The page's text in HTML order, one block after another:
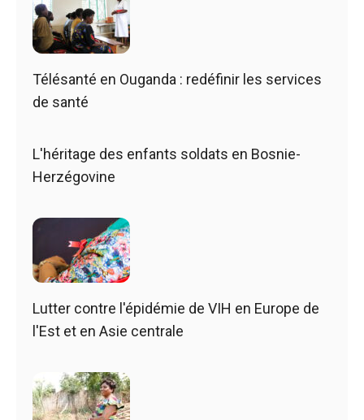
Télésanté en Ouganda : redéfinir les services
de santé
L'héritage des enfants soldats en Bosnie-
Herzégovine
Lutter contre l'épidémie de VIH en Europe de
l'Est et en Asie centrale